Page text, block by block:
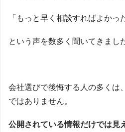
「もっと早く相談すればよかっ
という声を数多く聞いてきまし
会社選びで後悔する人の多くは
ではありません。
公開されている情報だけでは見